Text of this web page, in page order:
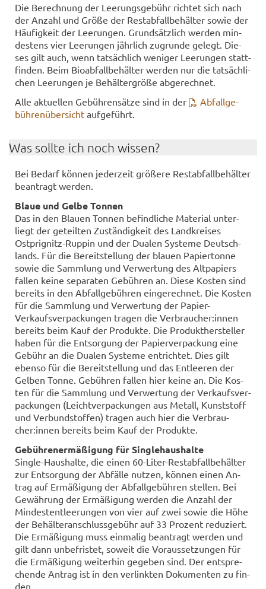
Die Be­rech­nung der Lee­rungs­ge­bühr rich­tet sich nach
der An­zahl und Größe der Re­st­ab­fall­be­häl­ter sowie der
Häu­fig­keit der Lee­run­gen. Grund­sätz­lich wer­den min­
des­tens vier Lee­run­gen jähr­lich zu­grun­de ge­legt. Die­
ses gilt auch, wenn tat­säch­lich we­ni­ger Lee­run­gen statt­
fin­den. Beim Bio­ab­fall­be­häl­ter wer­den nur die tat­säch­li­
chen Lee­run­gen je Be­häl­ter­grö­ße ab­ge­rech­net.
Alle ak­tu­el­len Ge­büh­ren­sät­ze sind in der
Ab­fall­ge­
büh­ren­über­sicht auf­ge­führt.
Was soll­te ich noch wis­sen?
Bei Be­darf kön­nen je­der­zeit grö­ße­re Re­st­ab­fall­be­häl­ter
be­an­tragt wer­den.
Blaue und Gelbe Ton­nen
Das in den Blau­en Ton­nen be­find­li­che Ma­te­ri­al un­ter­
liegt der ge­teil­ten Zu­stän­dig­keit des Land­krei­ses
Ostprignitz-​Ruppin und der Dua­len Sys­te­me Deutsch­
lands. Für die Be­reit­stel­lung der blau­en Pa­pier­ton­ne
sowie die Samm­lung und Ver­wer­tung des Alt­pa­piers
fal­len keine se­pa­ra­ten Ge­büh­ren an. Diese Kos­ten sind
be­reits in den Ab­fall­ge­büh­ren ein­ge­rech­net. Die Kos­ten
für die Samm­lung und Ver­wer­tung der Papier-​
Verkaufsverpackungen tra­gen die Ver­brau­cher:innen
be­reits beim Kauf der Pro­duk­te. Die Pro­dukt­her­stel­ler
haben für die Ent­sor­gung der Pa­pier­ver­pa­ckung eine
Ge­bühr an die Dua­len Sys­te­me ent­rich­tet. Dies gilt
eben­so für die Be­reit­stel­lung und das Ent­lee­ren der
Gel­ben Tonne. Ge­büh­ren fal­len hier keine an. Die Kos­
ten für die Samm­lung und Ver­wer­tung der Ver­kaufs­ver­
pa­ckun­gen (Leicht­ver­pa­ckun­gen aus Me­tall, Kunst­stoff
und Ver­bund­stof­fen) tra­gen auch hier die Ver­brau­
cher:innen be­reits beim Kauf der Pro­duk­te.
Ge­büh­ren­er­mä­ßi­gung für Sin­gle­haus­hal­te
Single-​Haushalte, die einen 60-​Liter-Restabfallbehälter
zur Ent­sor­gung der Ab­fäl­le nut­zen, kön­nen einen An­
trag auf Er­mä­ßi­gung der Ab­fall­ge­büh­ren stel­len. Bei
Ge­wäh­rung der Er­mä­ßi­gung wer­den die An­zahl der
Min­dest­ent­lee­run­gen von vier auf zwei sowie die Höhe
der Be­häl­ter­an­schluss­ge­bühr auf 33 Pro­zent re­du­ziert.
Die Er­mä­ßi­gung muss ein­ma­lig be­an­tragt wer­den und
gilt dann un­be­fris­tet, so­weit die Vor­aus­set­zun­gen für
die Er­mä­ßi­gung wei­ter­hin ge­ge­ben sind. Der ent­spre­
chen­de An­trag ist in den ver­link­ten Do­ku­men­ten zu fin­
den.